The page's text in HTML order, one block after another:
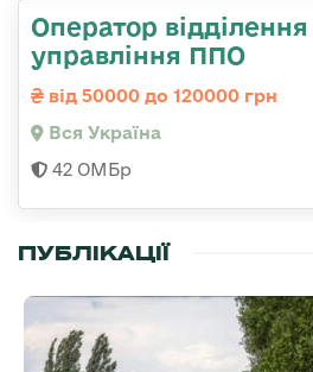
Оператор відділення
управління ППО
від 50000 до 120000 грн
Вся Україна
42 ОМБр
ПУБЛІКАЦІЇ